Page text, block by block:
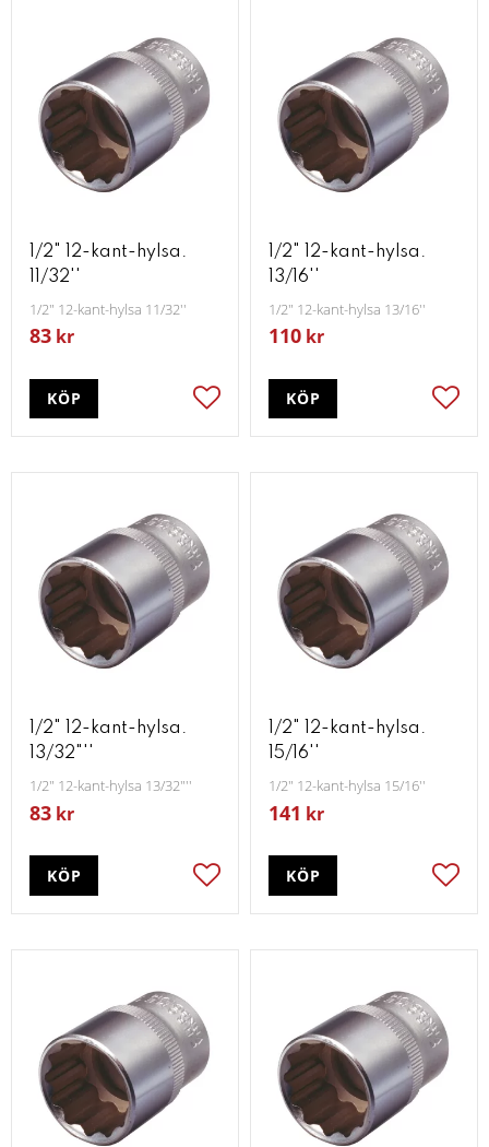
1/2" 12-kant-hylsa.
11/32''
1/2" 12-kant-hylsa 11/32''
83 kr
Lägg till i favoriter
KÖP
1/2" 12-kant-hylsa.
13/16''
1/2" 12-kant-hylsa 13/16''
110 kr
KÖP
1/2" 12-kant-hylsa.
13/32"''
1/2" 12-kant-hylsa 13/32"''
83 kr
Lägg till i favoriter
KÖP
1/2" 12-kant-hylsa.
15/16''
1/2" 12-kant-hylsa 15/16''
141 kr
KÖP